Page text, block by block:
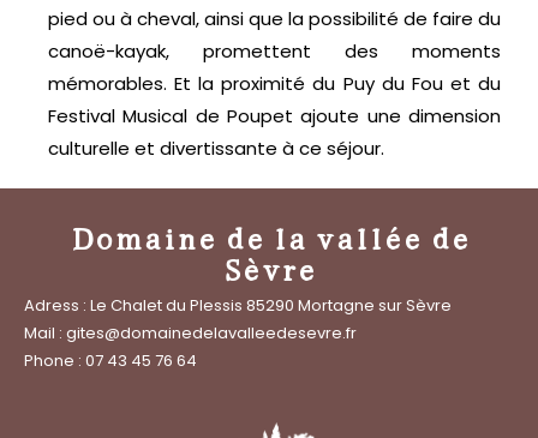
pied ou à cheval, ainsi que la possibilité de faire du
canoë-kayak, promettent des moments
mémorables. Et la proximité du Puy du Fou et du
Festival Musical de Poupet ajoute une dimension
culturelle et divertissante à ce séjour.
Domaine de la vallée de
Sèvre
Adress : Le Chalet du Plessis 85290 Mortagne sur Sèvre
Mail : gites@domainedelavalleedesevre.fr
Phone : 07 43 45 76 64